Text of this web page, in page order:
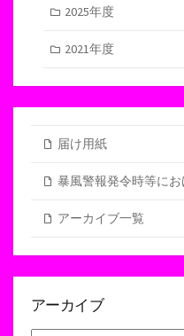
2025年度
2021年度
届け用紙
暴風警報発令時等に
アーカイブ一覧
アーカイブ